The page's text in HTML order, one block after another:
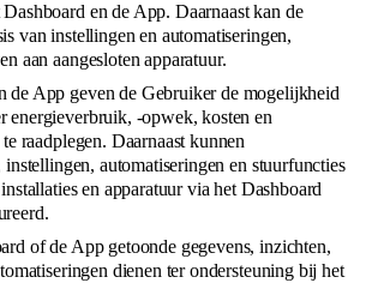
Dashboard en de App. Daarnaast kan de
van instellingen en automatiseringen,
aan aangesloten apparatuur.
de App geven de Gebruiker de mogelijkheid
energieverbruik, -opwek, kosten en
te raadplegen. Daarnaast kunnen
instellingen, automatiseringen en stuurfuncties
en apparatuur via het Dashboard
of de App getoonde gegevens, inzichten,
dienen ter ondersteuning bij het